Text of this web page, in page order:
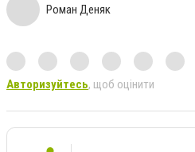
Роман Деняк
Авторизуйтесь, щоб оцінити